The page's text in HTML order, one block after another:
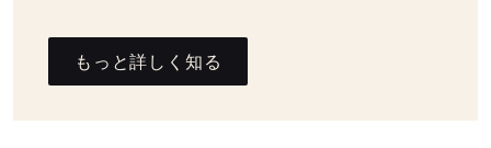
もっと詳しく知る